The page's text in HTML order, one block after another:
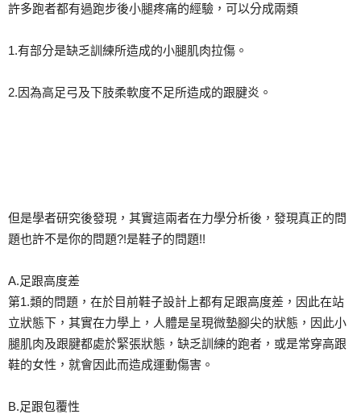
許多跑者都有過跑步後小腿疼痛的經驗，可以分成兩類
1.有部分是缺乏訓練所造成的小腿肌肉拉傷。
2.因為高足弓及下肢柔軟度不足所造成的跟腱炎。
但是學者研究後發現，其實這兩者在力學分析後，發現真正的問
題也許不是你的問題?!是鞋子的問題!!
A.足跟高度差
第1.類的問題，在於目前鞋子設計上都有足跟高度差，因此在站
立狀態下，其實在力學上，人體是呈現微墊腳尖的狀態，因此小
腿肌肉及跟腱都處於緊張狀態，缺乏訓練的跑者 ，或是常穿高跟
鞋的女性，就會因此而造成運動傷害。
B.足跟包覆性